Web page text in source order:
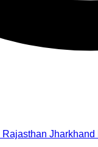
Rajasthan Jharkhand